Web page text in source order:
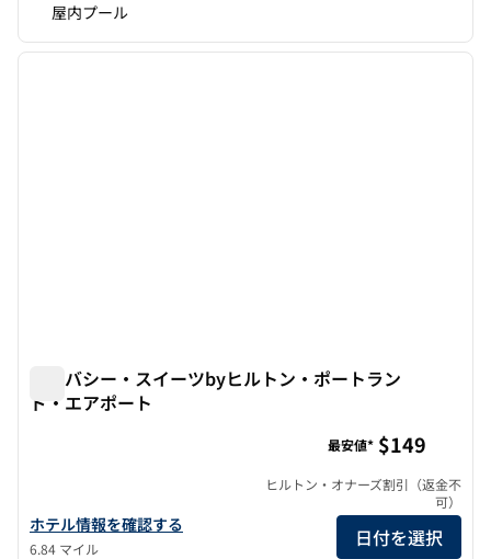
屋内プール
1/12
1/12
前の画像 次の
エンバシー・スイーツbyヒルトン・ポートラン
ド・エアポート
エンバシー・スイーツbyヒルトン・ポートランド・エアポートの
ホテル情報を確認する
6.84 マイル
最安値* $149
ヒルトン・オナーズ割引（返金不
可）
日付を選択